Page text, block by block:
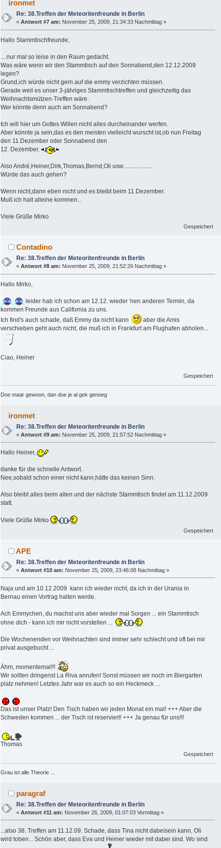
ironmet
Re: 38.Treffen der Meteoritenfreunde in Berlin
«Antwort #7 am: November 25, 2009, 21:34:33 Nachmittag »
Hallo Stammtischfreunde,
....nur mal so leise in den Raum gedacht.
Was wäre wenn wir den Stammtisch auf den Sonnabend,den 12.12.2009
legen?
Grund,ich würde nicht gern auf die emmy verzichten müssen.
Gerade weil es unser 3-jähriges Stammtischtreffen und gleichzeitig das
Weihnachtsmützen-Treffen wäre.
Wer könnte denn auch am Sonnabend?
Ich will hier um Gottes Willen nicht alles durcheinander werfen.
Aber könnte ja sein,das es den meisten vielleicht wurscht ist,ob nun Freitag
den 11.Dezember oder Sonnabend den
12. Dezember.
Also André,Heiner,Dirk,Thomas,Bernd,Oli usw....................
Würde das auch gehen?
Wenn nicht,dann eben nicht und es bleibt beim 11.Dezember.
Muß ich halt alleine kommen...
Viele Grüße Mirko
Gespeichert
Contadino
Re: 38.Treffen der Meteoritenfreunde in Berlin
«Antwort #8 am: November 25, 2009, 21:52:26 Nachmittag »
Hallo Mirko,
leider hab ich schon am 12.12. wieder 'nen anderen Termin, da
kommen Freunde aus California zu uns.
Ich find's auch schade, daß Emmy da nicht kann
aber die Amis
verschieben geht auch nicht, die muß ich in Frankfurt am Flughafen abholen...
Ciao, Heiner
Gespeichert
Doe maar gewoon, dan doe je al gek genoeg
ironmet
Re: 38.Treffen der Meteoritenfreunde in Berlin
«Antwort #9 am: November 25, 2009, 21:57:52 Nachmittag »
Hallo Heiner,
danke für die schnelle Antwort.
Nee,sobald schon einer nicht kann,hätte das keinen Sinn.
Also bleibt alles beim alten und der nächste Stammtisch findet am 11.12.2009
statt.
Viele Grüße Mirko
Gespeichert
APE
Re: 38.Treffen der Meteoritenfreunde in Berlin
«Antwort #10 am: November 25, 2009, 23:46:08 Nachmittag »
Naja und am 10.12.2009 kann ich wieder nicht, da ich in der Urania in
Bernau einen Vortrag halten werde.
Ach Emmychen, du machst uns aber wieder mal Sorgen ... ein Stammtisch
ohne dich - kann ich mir nicht vorstellen ...
Die Wochenenden vor Weihnachten sind immer sehr schlecht und oft bei mir
privat ausgebucht ...
Ähm, momentemal!!!
Wir sollten dringenst La Riva anrufen! Sonst müssen wir noch im Biergarten
platz nehmen! Letztes Jahr war es auch so ein Heckmeck ...
Das ist unser Platz! Den Tisch haben wir jeden Monat ein mal! +++ Aber die
Schweden kommen ... der Tisch ist reserviert! +++ Ja genau für uns!!!
Thomas
Gespeichert
Grau ist alle Theorie ...
paragraf
Re: 38.Treffen der Meteoritenfreunde in Berlin
«Antwort #11 am: November 26, 2009, 01:07:03 Vormittag »
...also 38. Treffen am 11.12.09. Schade, dass Tina nicht dabeisein kann, Oli
wird toben... Schön aber, dass Eva und Heiner wieder mit dabei sind. Wo sind